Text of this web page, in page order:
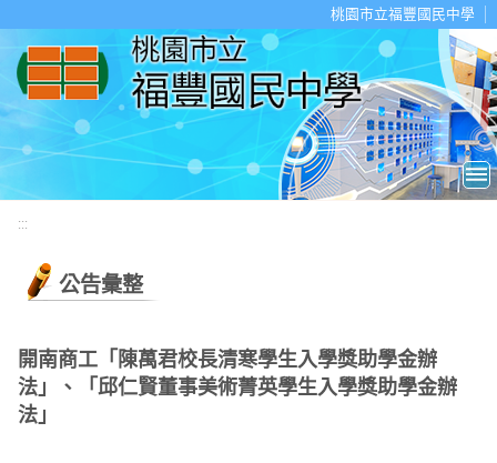
桃園市立福豐國民中學
:::
公告彙整
開南商工「陳萬君校長清寒學生入學獎助學金辦
法」、「邱仁賢董事美術菁英學生入學獎助學金辦
法」